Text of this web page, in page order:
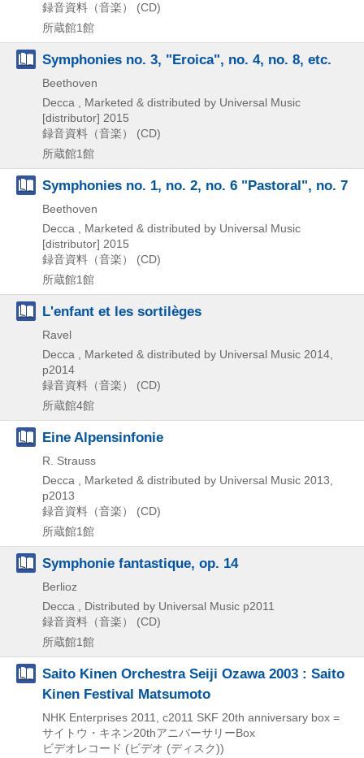
録音資料（音楽） (CD)
所蔵館1館
Symphonies no. 3, "Eroica", no. 4, no. 8, etc.
Beethoven
Decca , Marketed & distributed by Universal Music
[distributor] 2015
録音資料（音楽） (CD)
所蔵館1館
Symphonies no. 1, no. 2, no. 6 "Pastoral", no. 7
Beethoven
Decca , Marketed & distributed by Universal Music
[distributor] 2015
録音資料（音楽） (CD)
所蔵館1館
L'enfant et les sortilèges
Ravel
Decca , Marketed & distributed by Universal Music 2014,
p2014
録音資料（音楽） (CD)
所蔵館4館
Eine Alpensinfonie
R. Strauss
Decca , Marketed & distributed by Universal Music 2013,
p2013
録音資料（音楽） (CD)
所蔵館1館
Symphonie fantastique, op. 14
Berlioz
Decca , Distributed by Universal Music p2011
録音資料（音楽） (CD)
所蔵館1館
Saito Kinen Orchestra Seiji Ozawa 2003 : Saito
Kinen Festival Matsumoto
NHK Enterprises 2011, c2011 SKF 20th anniversary box =
サイトウ・キネン20thアニバーサリーBox
ビデオレコード (ビデオ (ディスク))